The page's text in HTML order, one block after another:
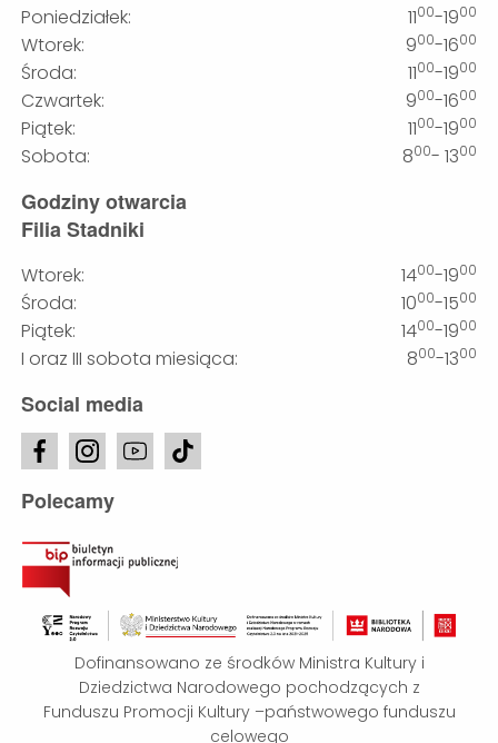
Poniedziałek: 1100-1900
Wtorek: 900-1600
Środa: 1100-1900
Czwartek: 900-1600
Piątek: 1100-1900
Sobota: 800- 1300
Godziny otwarcia
Filia Stadniki
Wtorek: 1400-1900
Środa: 1000-1500
Piątek: 1400-1900
I oraz III sobota miesiąca: 800-1300
Social media
Polecamy
Dofinansowano ze środków Ministra Kultury i
Dziedzictwa Narodowego pochodzących z
Funduszu Promocji Kultury –państwowego funduszu
celowego